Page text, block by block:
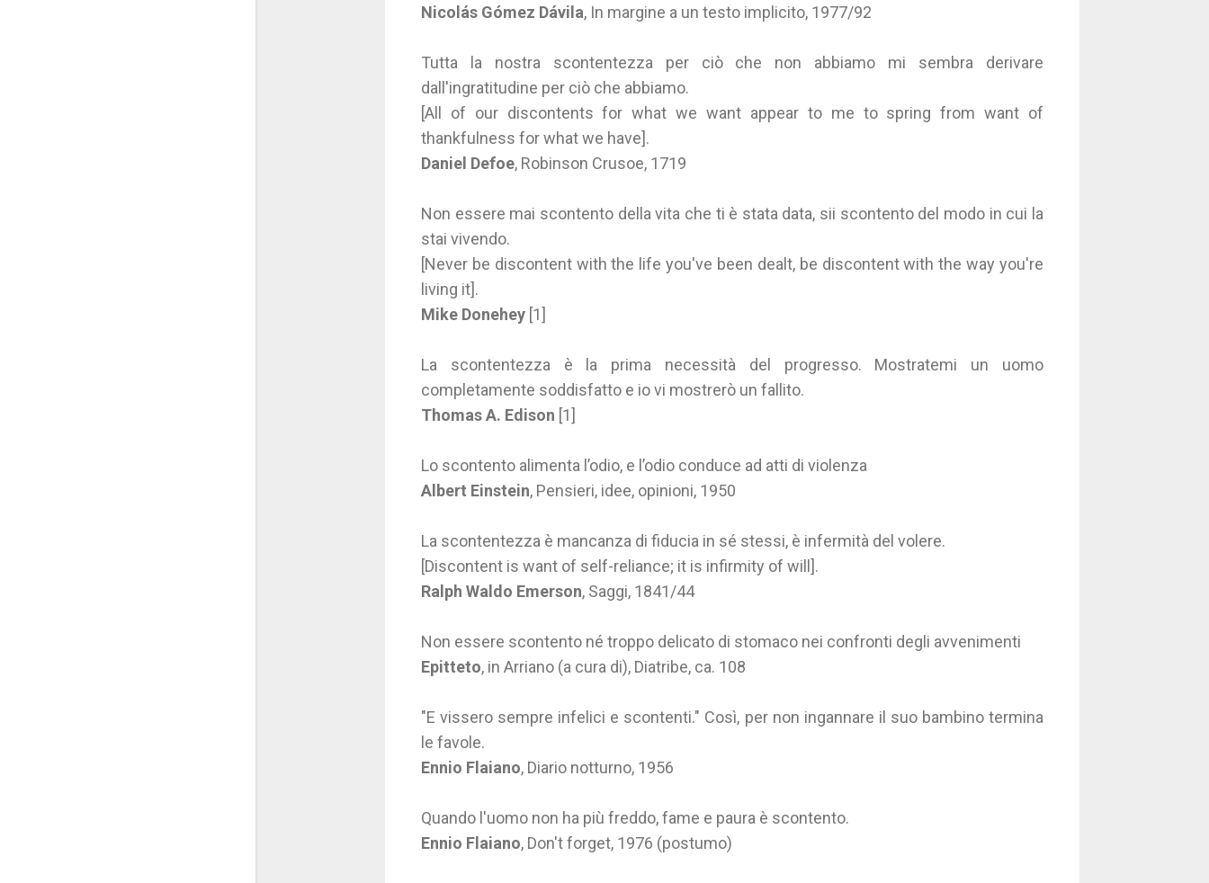
Nicolás Gómez Dávila, In margine a un testo implicito, 1977/92
Tutta la nostra scontentezza per ciò che non abbiamo mi sembra derivare
dall'ingratitudine per ciò che abbiamo.
[All of our discontents for what we want appear to me to spring from want of
thankfulness for what we have].
Daniel Defoe, Robinson Crusoe, 1719
Non essere mai scontento della vita che ti è stata data, sii scontento del modo in cui la
stai vivendo.
[Never be discontent with the life you've been dealt, be discontent with the way you're
living it].
Mike Donehey [1]
La scontentezza è la prima necessità del progresso. Mostratemi un uomo
completamente soddisfatto e io vi mostrerò un fallito.
Thomas A. Edison [1]
Lo scontento alimenta l’odio, e l’odio conduce ad atti di violenza
Albert Einstein, Pensieri, idee, opinioni, 1950
La scontentezza è mancanza di fiducia in sé stessi, è infermità del volere.
[Discontent is want of self-reliance; it is infirmity of will].
Ralph Waldo Emerson, Saggi, 1841/44
Non essere scontento né troppo delicato di stomaco nei confronti degli avvenimenti
Epitteto, in Arriano (a cura di), Diatribe, ca. 108
"E vissero sempre infelici e scontenti." Così, per non ingannare il suo bambino termina
le favole.
Ennio Flaiano, Diario notturno, 1956
Quando l'uomo non ha più freddo, fame e paura è scontento.
Ennio Flaiano, Don't forget, 1976 (postumo)